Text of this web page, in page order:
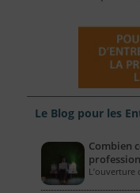
Le Blog pour les
Combien